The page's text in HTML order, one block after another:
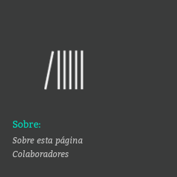
Sobre:
Sobre esta página
Colaboradores